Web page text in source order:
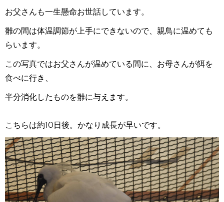
お父さんも一生懸命お世話しています。
雛の間は体温調節が上手にできないので、親鳥に温めても
らいます。
この写真ではお父さんが温めている間に、お母さんが餌を
食べに行き、
半分消化したものを雛に与えます。
こちらは約10 日後。かなり成長が早いです。